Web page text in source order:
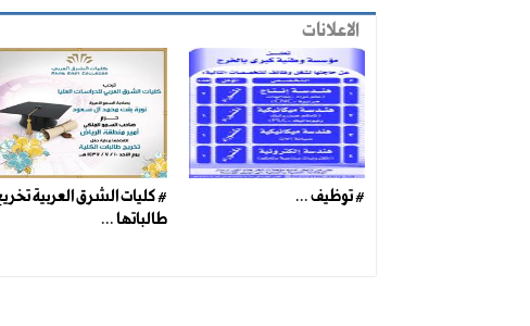
الاعلانات
# توظيف ...
# كليات الشرق العربية
طالباتها ...